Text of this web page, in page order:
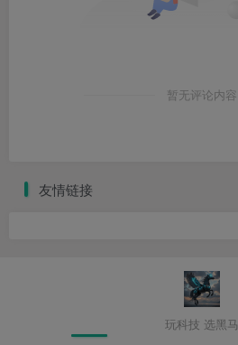
暂无评论内容
友情链接
玩科技 选黑马